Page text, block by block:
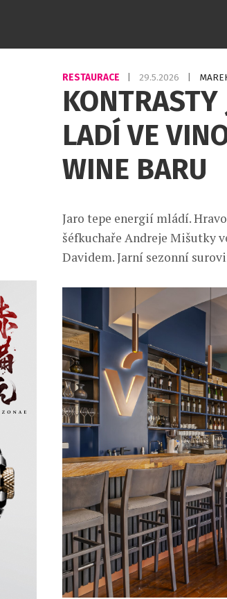
RESTAURACE 29.5.2026
KONTRASTY
LADÍ VE
WINE BARU
Jaro tepe energií mládí.
šéfkuchaře Andreje Mišutky
Davidem. Jarní sezonní